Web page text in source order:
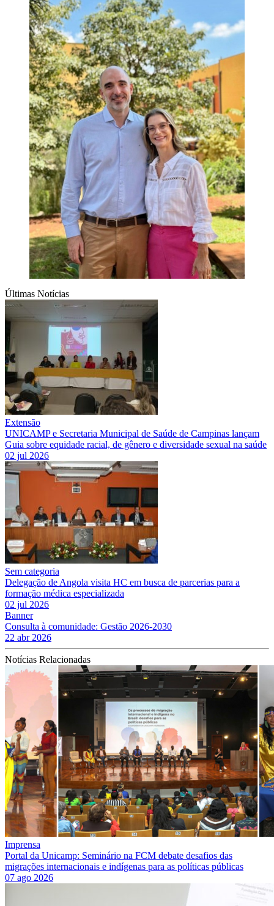
Últimas Notícias
Extensão
UNICAMP e Secretaria Municipal de Saúde de Campinas lançam
Guia sobre equidade racial, de gênero e diversidade sexual na saúde
02 jul 2026
Sem categoria
Delegação de Angola visita HC em busca de parcerias para a
formação médica especializada
02 jul 2026
Banner
Consulta à comunidade: Gestão 2026-2030
22 abr 2026
Notícias Relacionadas
Imprensa
Portal da Unicamp: Seminário na FCM debate desafios das
migrações internacionais e indígenas para as políticas públicas
07 ago 2026